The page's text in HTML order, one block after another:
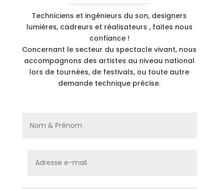
Techniciens et ingénieurs du son, designers
lumières, cadreurs et réalisateurs , faites nous
confiance !
Concernant le secteur du spectacle vivant, nous
accompagnons des artistes au niveau national
lors de tournées, de festivals, ou toute autre
demande technique précise.